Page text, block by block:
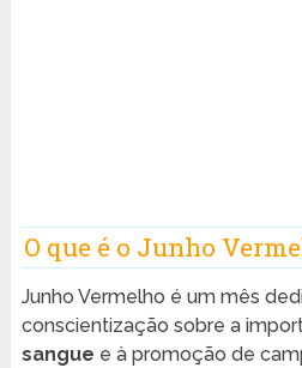
O que é o Junho
Junho Vermelho é um mês
conscientização sobre a
sangue e à promoção de